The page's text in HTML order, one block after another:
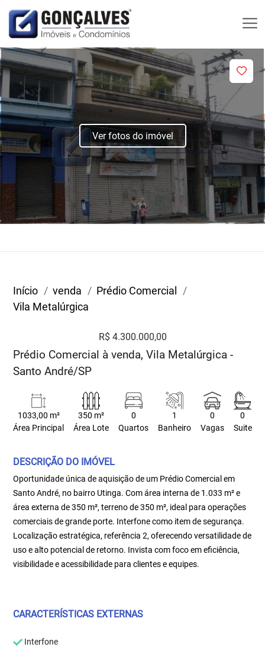
Ver fotos do imóvel
Início venda
Prédio Comercial
Vila Metalúrgica
R$ 4.300.000,00
Prédio Comercial à venda, Vila Metalúrgica -
Santo André/SP
1033,00 m²
Área Principal
350 m²
Área Lote
0
Quartos
1
Banheiro
0
Vagas
0
Suite
DESCRIÇÃO DO IMÓVEL
Oportunidade única de aquisição de um Prédio Comercial em
Santo André, no bairro Utinga. Com área interna de 1.033 m² e
área externa de 350 m², terreno de 350 m², ideal para operações
comerciais de grande porte. Interfone como item de segurança.
Localização estratégica, referência 2, oferecendo versatilidade de
uso e alto potencial de retorno. Invista com foco em eficiência,
visibilidade e acessibilidade para clientes e equipes.
CARACTERÍSTICAS EXTERNAS
Interfone